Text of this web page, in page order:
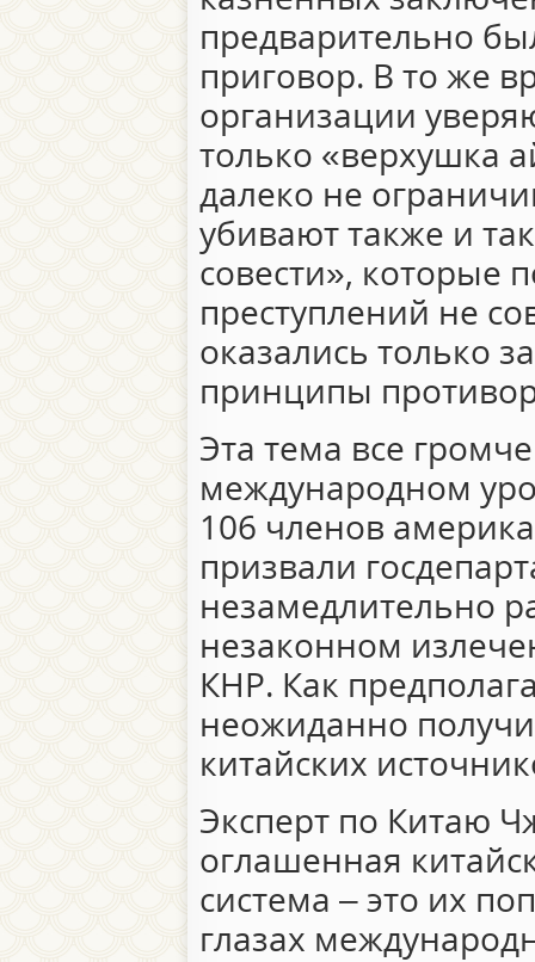
предварительно
приговор. В то же
организации
только «верхушка
далеко не
убивают также и
совести», которые
преступлений не
оказались только
принципы
Эта тема все
международном
106 членов
призвали
незамедлительно
незаконном
КНР. Как
неожиданно
китайских
Эксперт по Китаю
оглашенная
система – это их
глазах